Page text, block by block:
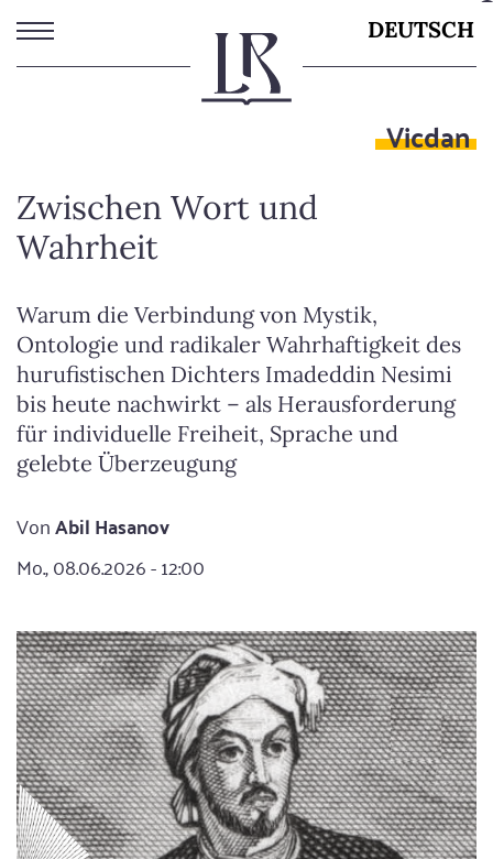
Direkt
zum
Inhalt
DEUTSCH
Vicdan
Zwischen Wort und
Wahrheit
Warum die Verbindung von Mystik,
Ontologie und radikaler Wahrhaftigkeit des
hurufistischen Dichters Imadeddin Nesimi
bis heute nachwirkt – als Herausforderung
für individuelle Freiheit, Sprache und
gelebte Überzeugung
VonAbil Hasanov
Mo., 08.06.2026 - 12:00